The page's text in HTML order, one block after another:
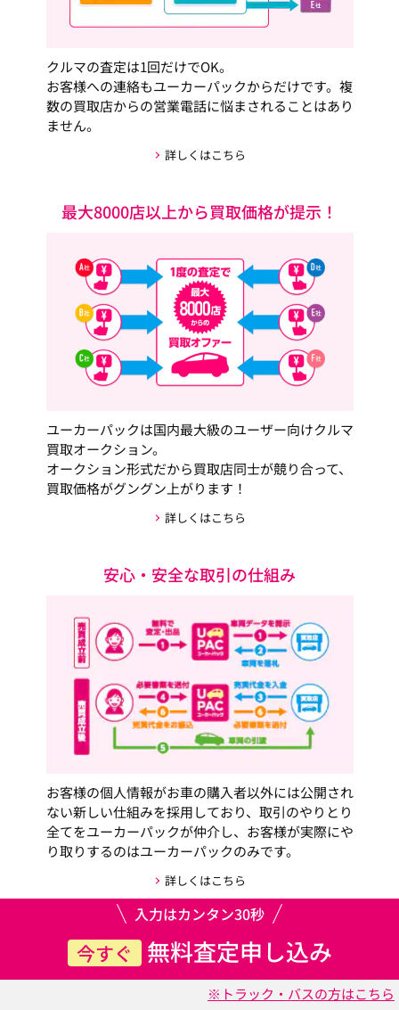
クルマの査定は1回だけでOK。
お客様への連絡もユーカーパックからだけです。複
数の買取店からの営業電話に悩まされることはあり
ません。
詳しくはこちら
最大8000店以上から買取価格が提示！
ユーカーパックは国内最大級のユーザー向けクルマ
買取オークション。
オークション形式だから買取店同士が競り合って、
買取価格がグングン上がります！
詳しくはこちら
安心・安全な取引の仕組み
お客様の個人情報がお車の購入者以外には公開され
ない新しい仕組みを採用しており、取引のやりとり
全てをユーカーパックが仲介し、お客様が実際にや
り取りするのはユーカーパックのみです。
詳しくはこちら
入力はカンタン30秒
今すぐ 無料査定申し込み
※トラック・バスの方はこちら